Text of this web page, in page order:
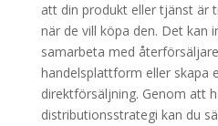
att din produkt eller tjänst är
när de vill köpa den. Det kan
samarbeta med
handelsplattform eller skapa
direktförsäljning. Genom att
distributionsstrategi kan du